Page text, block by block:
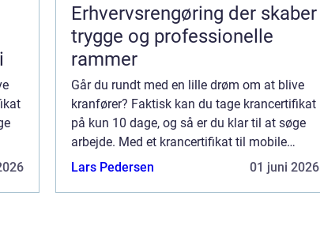
Erhvervsrengøring der skaber
trygge og professionelle
rammer
Går du rundt med en lille drøm om at blive
kranfører? Faktisk kan du tage krancertifikat
på kun 10 dage, og så er du klar til at søge
arbejde. Med et krancertifikat til mobile
kraner over 8-30 tonsmeter med inte...
Lars Pedersen 01 juni 2026